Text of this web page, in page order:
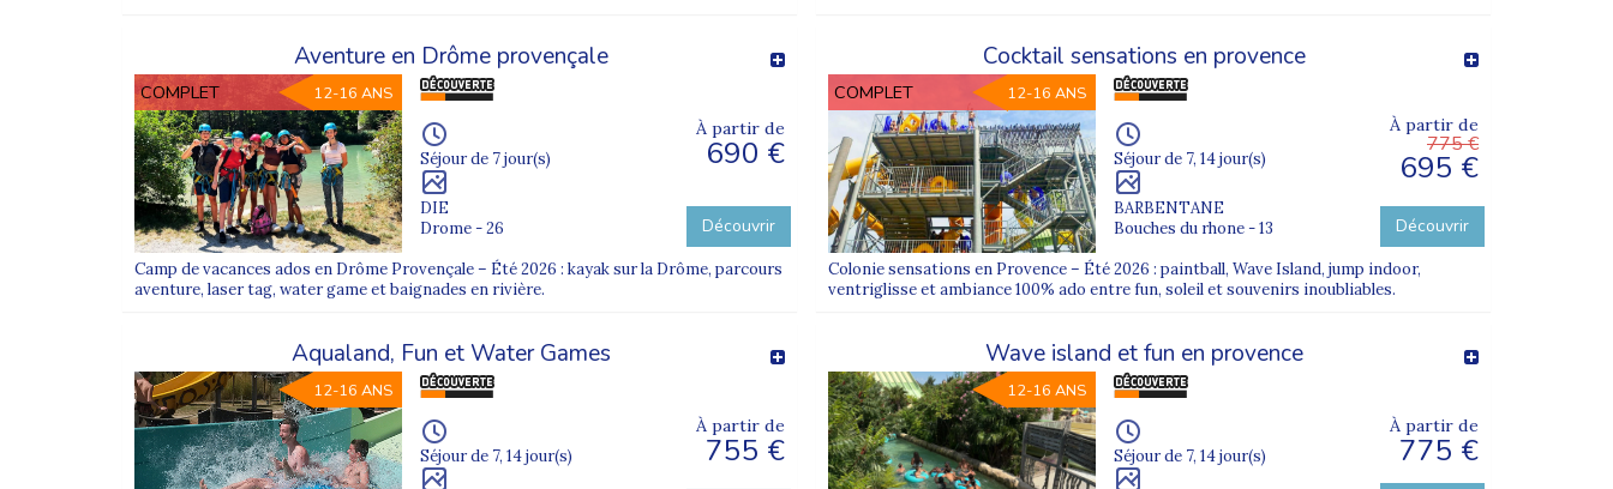
Aventure en Drôme provençale
COMPLET 12-16 ANS
Séjour de 7 jour(s)
DIE
Drome - 26
À partir de
690 €
Découvrir
Camp de vacances ados en Drôme Provençale – Été 2026 : kayak sur la Drôme, parcours
aventure, laser tag, water game et baignades en rivière.
Cocktail sensations en provence
COMPLET 12-16 ANS
Séjour de 7, 14 jour(s)
BARBENTANE
Bouches du rhone - 13
À partir de
775 €
695 €
Découvrir
Colonie sensations en Provence – Été 2026 : paintball, Wave Island, jump indoor,
ventriglisse et ambiance 100% ado entre fun, soleil et souvenirs inoubliables.
Aqualand, Fun et Water Games
12-16 ANS
Séjour de 7, 14 jour(s)
À partir de
755 €
Wave island et fun en provence
12-16 ANS
Séjour de 7, 14 jour(s)
À partir de
775 €